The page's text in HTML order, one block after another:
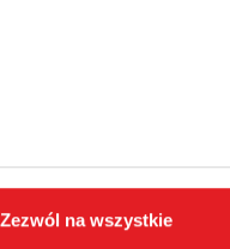
Zezwól na wszystkie
na przetwarzanie moich danych